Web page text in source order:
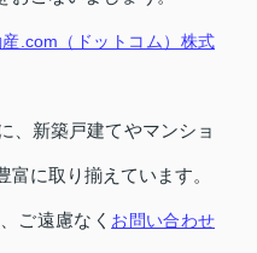
.com（ドットコム）株式
、新築戸建てやマンショ
に取り揃えています。
ご遠慮なく お問い合わせ